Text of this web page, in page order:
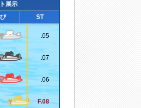
展示
ST
.05
.07
.06
F.08